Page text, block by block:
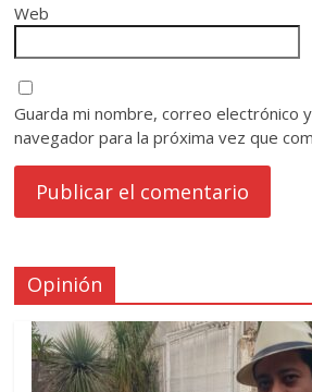
Web
Guarda mi nombre, correo electrónico
navegador para la próxima vez que
Opinión